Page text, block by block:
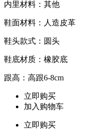
内里材料：其他
鞋面材料：人造皮革
鞋头款式：圆头
鞋底材质：橡胶底
跟高：高跟6-8cm
立即购买
加入购物车
立即购买